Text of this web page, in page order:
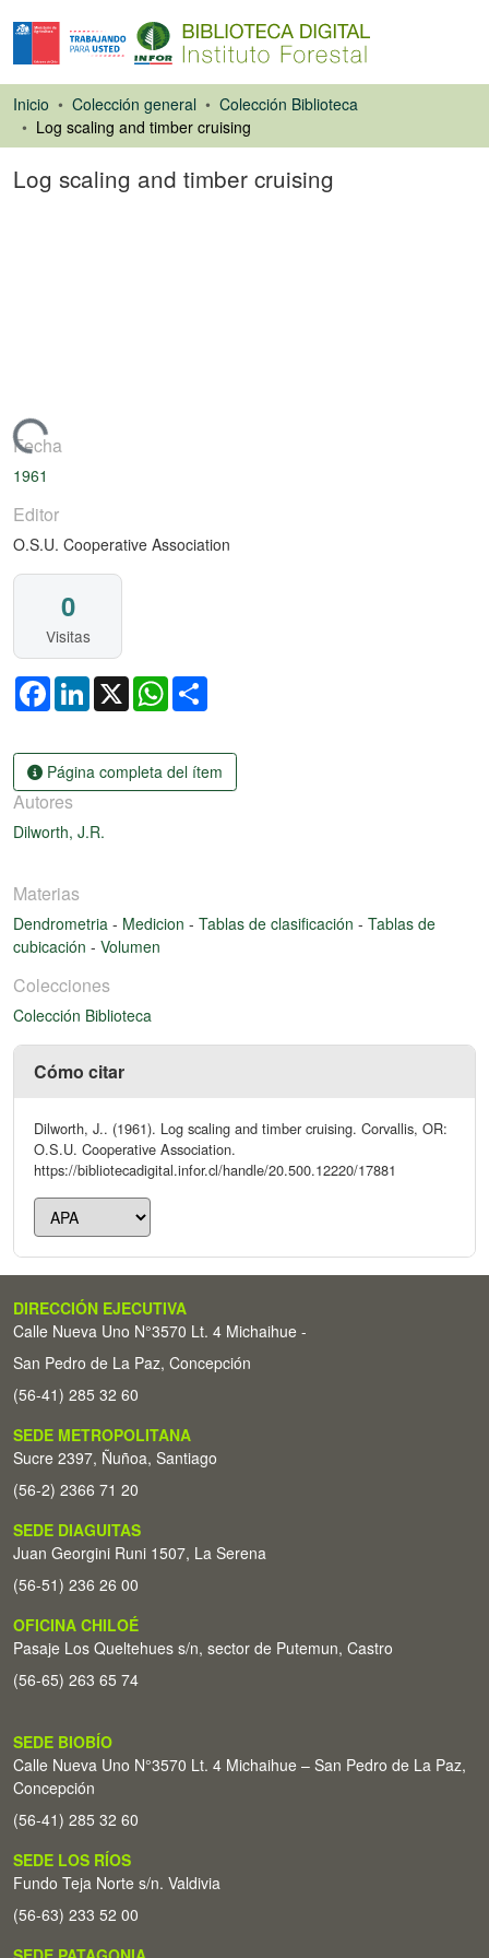
Inicio Colección general
Colección Biblioteca
Log scaling and timber cruising
Log scaling and timber cruising
Cargando...
Fecha
1961
Editor
O.S.U. Cooperative Association
0
Visitas
FacebookLinkedIn
X WhatsApp
Página completa del ítem
Autores
Dilworth, J.R.
Materias
Dendrometria - Medicion - Tablas de clasificación - Tablas de
cubicación - Volumen
Colecciones
Colección Biblioteca
Cómo citar
Dilworth, J.. (1961). Log scaling and timber cruising. Corvallis, OR:
O.S.U. Cooperative Association.
https://bibliotecadigital.infor.cl/handle/20.500.12220/17881
DIRECCIÓN EJECUTIVA
Calle Nueva Uno N°3570 Lt. 4 Michaihue -
San Pedro de La Paz, Concepción
(56-41) 285 32 60
SEDE METROPOLITANA
Sucre 2397, Ñuñoa, Santiago
(56-2) 2366 71 20
SEDE DIAGUITAS
Juan Georgini Runi 1507, La Serena
(56-51) 236 26 00
OFICINA CHILOÉ
Pasaje Los Queltehues s/n, sector de Putemun, Castro
(56-65) 263 65 74
SEDE BIOBÍO
Calle Nueva Uno N°3570 Lt. 4 Michaihue – San Pedro de La Paz,
Concepción
(56-41) 285 32 60
SEDE LOS RÍOS
Fundo Teja Norte s/n. Valdivia
(56-63) 233 52 00